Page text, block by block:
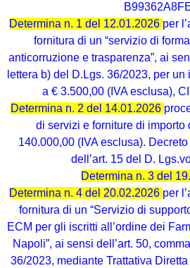
Determina n. 1 del 12.01.2026 per
fornitura di un “servizio di
anticorruzione e trasparenza”, ai
lettera b) del D.Lgs. 36/2023, per
a € 3.500,00 (IVA esclusa),
Determina n. 2 del 14.01.2026
di servizi e forniture di importo
140.000,00 (IVA esclusa).
dell’art. 15 del D.
Determina n. 3 del
Determina n. 4 del 20.02.2026 per
fornitura di un “Servizio di
ECM per gli iscritti all’ordine dei
Napoli”, ai sensi dell’art. 50,
36/2023, mediante Trattativa